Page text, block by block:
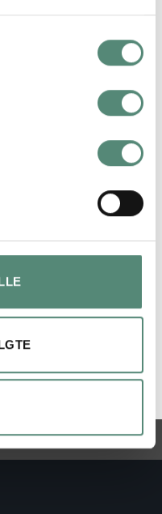
Fra149,00kr.